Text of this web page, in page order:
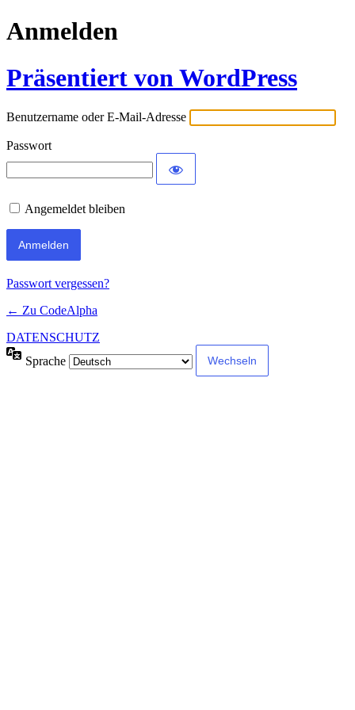
Anmelden
Präsentiert von WordPress
Benutzername oder E-Mail-Adresse
Passwort
Angemeldet bleiben
Passwort vergessen?
← Zu CodeAlpha
DATENSCHUTZ
Sprache